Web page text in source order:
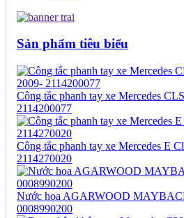
Sản phẩm tiêu biểu
Công tắc phanh tay xe Mercedes
2114200077
Công tắc phanh tay xe Mercedes E
2114270020
Nước hoa AGARWOOD
0008990200